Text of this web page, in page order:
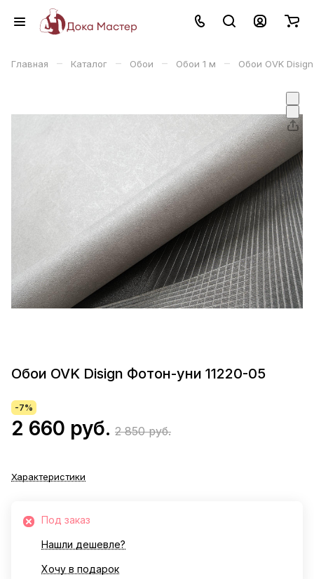
Главная – Каталог – Обои – Обои 1 м – Обои OVK
Обои OVK Disign Фотон-уни 11220-05
-7%
2 660 руб. 2 850 руб.
Характеристики
Под заказ
Нашли дешевле?
Хочу в подарок